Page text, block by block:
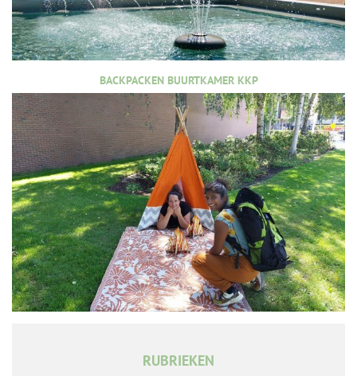
BACKPACKEN BUURTKAMER KKP
RUBRIEKEN